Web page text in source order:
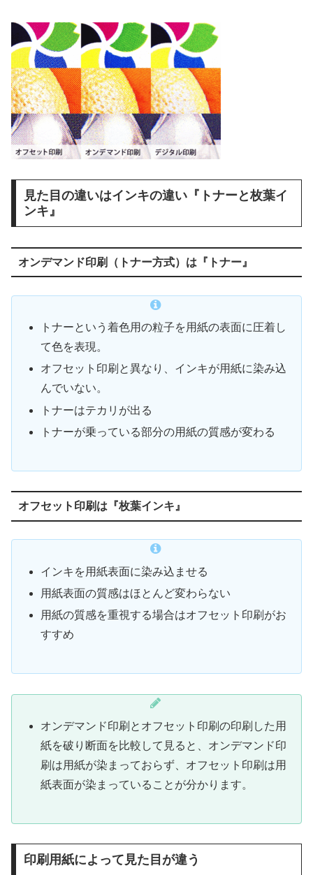
見た目の違いはインキの違い『トナーと枚葉イ
ンキ』
オンデマンド印刷（トナー方式）は『トナー』
トナーという着色用の粒子を用紙の表面に圧着し
て色を表現。
オフセット印刷と異なり、インキが用紙に染み込
んでいない。
トナーはテカリが出る
トナーが乗っている部分の用紙の質感が変わる
オフセット印刷は『枚葉インキ』
インキを用紙表面に染み込ませる
用紙表面の質感はほとんど変わらない
用紙の質感を重視する場合はオフセット印刷がお
すすめ
オンデマンド印刷とオフセット印刷の印刷した用
紙を破り断面を比較して見ると、オンデマンド印
刷は用紙が染まっておらず、オフセット印刷は用
紙表面が染まっていることが分かります。
印刷用紙によって見た目が違う